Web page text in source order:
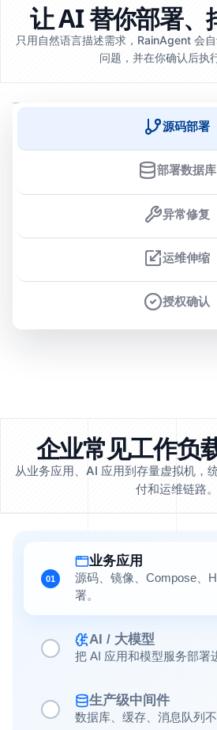
让 AI 替你部署、
只用自然语言描述需求，RainAgent 会
问题，并在你确认后执
源码部署
部署数据库
异常修复
运维伸缩
授权确认
企业常见工作负
从业务应用、AI 应用到存量虚拟机，
付和运维链路。
01
业务应用
源码、镜像、Compose、
署。
AI / 大模型
把 AI 应用和模型服务部署
生产级中间件
数据库、缓存、消息队列不